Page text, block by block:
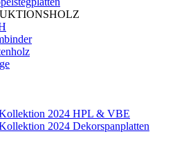
2024 HPL & VBE
2024 Dekorspanplatten